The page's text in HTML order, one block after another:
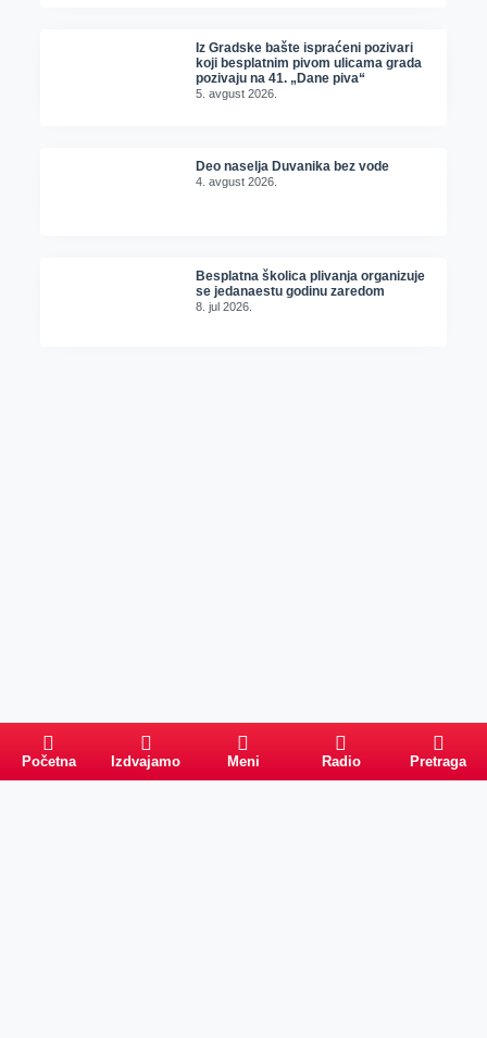
Iz Gradske bašte ispraćeni pozivari
koji besplatnim pivom ulicama grada
pozivaju na 41. „Dane piva“
5. avgust 2026.
Deo naselja Duvanika bez vode
4. avgust 2026.
Besplatna školica plivanja organizuje
se jedanaestu godinu zaredom
8. jul 2026.
Početna Izdvajamo Meni Radio Pretraga